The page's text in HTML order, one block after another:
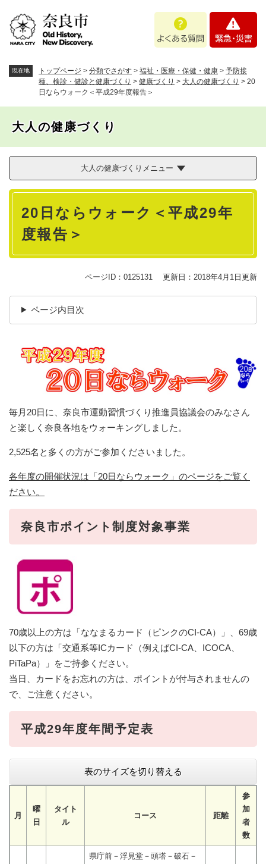
。
あ
問
・
現在地 トップページ > 分類でさがす > 福祉・医療・保健・健康 > 予防接
種、検診・健診と健康づくり > 健康づくり > 大人の健康づくり > 20
日ならウォーク＜平成29年度報告＞
大人の健康づくり
大人の健康づくりメニュー
本
20日ならウォーク＜平成29年
度報告＞
ページID：0125131 更新日：2018年4月1日更新
ページ内目次
毎月20日に、奈良市運動習慣づくり推進員協議会のみなさん
と楽しく奈良各地をウォーキングしました。
2,525名と多くの方がご参加くださいました。
各年度の開催状況は「20日ならウォーク」のページをご覧く
ださい。
奈良市ポイント制度対象事業
70歳以上の方は「ななまるカード（ピンクのCI-CA）」、69歳
以下の方は「交通系等ICカード（例えばCI-CA、ICOCA、
PiTaPa）」をご持参ください。
当日、カードをお忘れの方は、ポイントが付与されませんの
で、ご注意ください。
平成29年度年間予定表
表のサイズを切り替える
月
曜
日
タイト
ル
コース 距離
参
加
者
数
県庁前－浮見堂－頭塔－破石－